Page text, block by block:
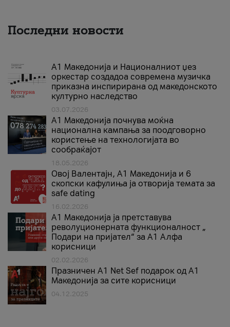
Последни новости
А1 Македонија и Националниот џез
оркестар создадоа современа музичка
приказна инспирирана од македонското
културно наследство
03.07.2026
A1 Македонија почнува моќна
национална кампања за поодговорно
користење на технологијата во
сообраќајот
18.05.2026
Овој Валентајн, A1 Македонија и 6
скопски кафулиња ја отворија темата за
safe dating
16.02.2026
А1 Македонија ја претставува
револуционерната функционалност „
Подари на пријател“ за А1 Алфа
корисници
02.02.2026
Празничен A1 Net Sеf подарок од А1
Македонија за сите корисници
04.12.2025